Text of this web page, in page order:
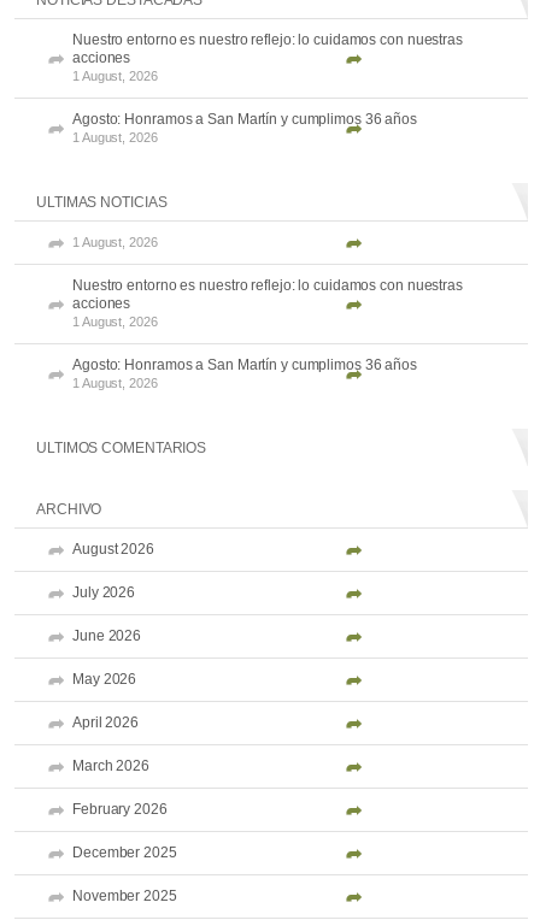
Nuestro entorno es nuestro reflejo: lo cuidamos con nuestras
acciones
1 August, 2026
Agosto: Honramos a San Martín y cumplimos 36 años
1 August, 2026
ULTIMAS NOTICIAS
1 August, 2026
Nuestro entorno es nuestro reflejo: lo cuidamos con nuestras
acciones
1 August, 2026
Agosto: Honramos a San Martín y cumplimos 36 años
1 August, 2026
ULTIMOS COMENTARIOS
ARCHIVO
August 2026
July 2026
June 2026
May 2026
April 2026
March 2026
February 2026
December 2025
November 2025